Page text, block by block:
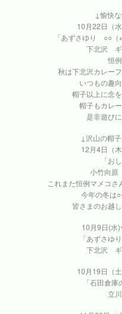
↓愉快
10月22日（
「あずさゆり ○○（
下北沢 ギ
恒
秋は下北沢カレー
いつもの趣
帽子以上に念
帽子もカレ
是非遊び
↓沢山の帽
12月4日（
「お
小竹向
これまた恒例マメコ
今年の冬は
皆さまのお越
10月9日(水
「あずさゆ
下北沢 ギ
10月19日（
「石田倉庫
立